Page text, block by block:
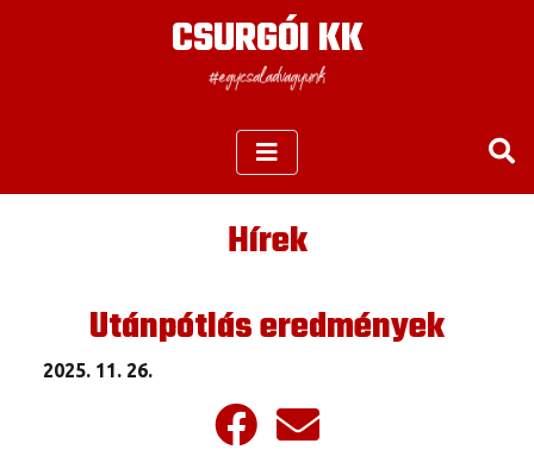
CSURGÓI KK
Hírek
Utánpótlás eredmények
2025. 11. 26.